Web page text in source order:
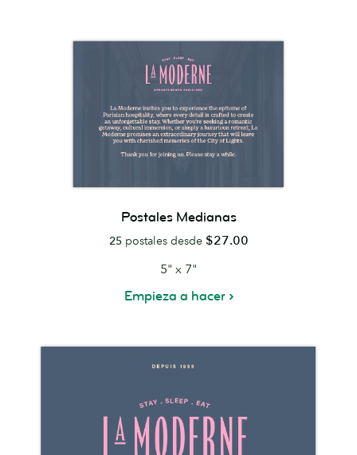
Postales Medianas
25postales desde $27.00
5" x 7"
Empieza a hacer